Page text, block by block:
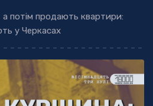
а потім продають квартири:
у Черкасах